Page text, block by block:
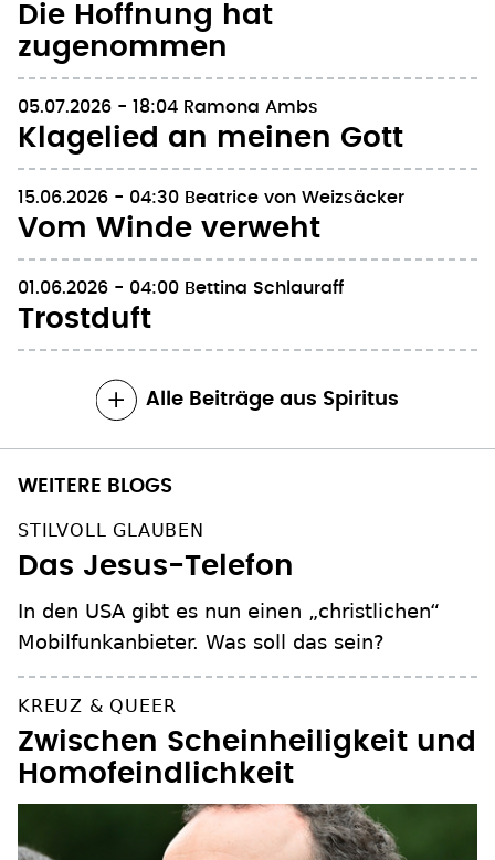
Die Hoffnung hat
zugenommen
05.07.2026 - 18:04 Ramona Ambs
Klagelied an meinen Gott
15.06.2026 - 04:30 Beatrice von Weizsäcker
Vom Winde verweht
01.06.2026 - 04:00 Bettina Schlauraff
Trostduft
Alle Beiträge aus Spiritus
WEITERE BLOGS
STILVOLL GLAUBEN
Das Jesus-Telefon
In den USA gibt es nun einen „christlichen“
Mobilfunkanbieter. Was soll das sein?
KREUZ & QUEER
Zwischen Scheinheiligkeit und
Homofeindlichkeit